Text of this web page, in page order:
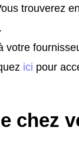
trouverez
votre
ici pour
chez